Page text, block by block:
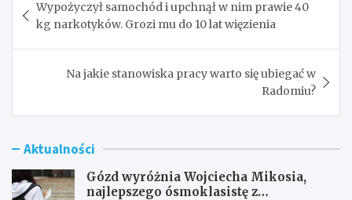
wpisu
Wypożyczył samochód i upchnął w nim prawie 40
kg narkotyków. Grozi mu do 10 lat więzienia
Na jakie stanowiska pracy warto się ubiegać w
Radomiu?
Aktualności
Gózd wyróżnia Wojciecha Mikosia,
najlepszego ósmoklasistę z